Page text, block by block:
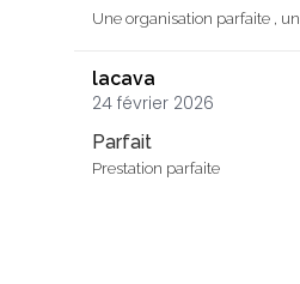
Une organisation parfaite ,
lacava
24 février 2026
Parfait
Prestation parfaite